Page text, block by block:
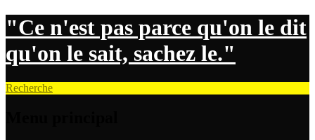
"Ce n'est pas parce qu'on le dit
qu'on le sait, sachez le."
Recherche